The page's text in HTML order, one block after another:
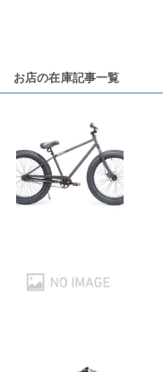
お店の在庫記事一覧